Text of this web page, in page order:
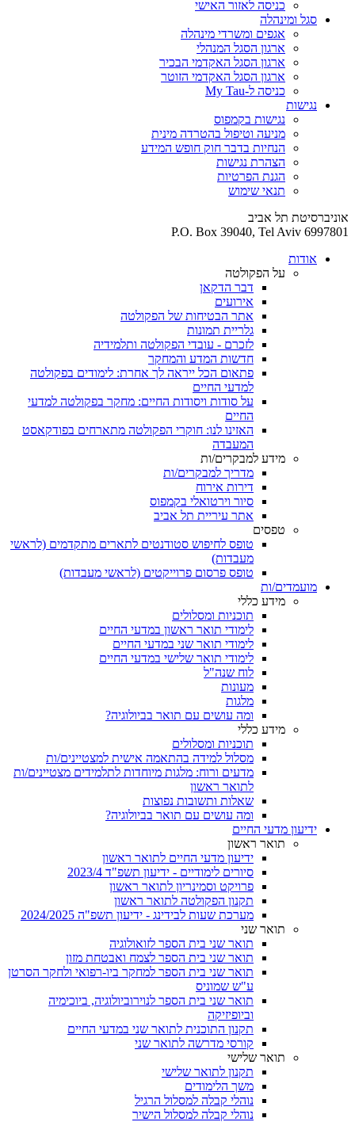
כניסה לאזור האישי
סגל ומינהלה
אגפים ומשרדי מינהלה
ארגון הסגל המנהלי
ארגון הסגל האקדמי הבכיר
ארגון הסגל האקדמי הזוטר
כניסה ל-My Tau
נגישות
נגישות בקמפוס
מניעה וטיפול בהטרדה מינית
הנחיות בדבר חוק חופש המידע
הצהרת נגישות
הגנת הפרטיות
תנאי שימוש
אוניברסיטת תל אביב
P.O. Box 39040, Tel Aviv 6997801
אודות
על הפקולטה
דבר הדקאן
אירועים
אתר הבטיחות של הפקולטה
גלריית תמונות
לזכרם - עובדי הפקולטה ותלמידיה
חדשות המדע והמחקר
פתאום הכל ייראה לך אחרת: לימודים בפקולטה
למדעי החיים
על סודות ויסודות החיים: מחקר בפקולטה למדעי
החיים
האזינו לנו: חוקרי הפקולטה מתארחים בפודקאסט
המעבדה
מידע למבקרים/ות
מדריך למבקרים/ות
דירות אירוח
סיור וירטואלי בקמפוס
אתר עיריית תל אביב
טפסים
טופס לחיפוש סטודנטים לתארים מתקדמים (לראשי
מעבדות)
טופס פרסום פרוייקטים (לראשי מעבדות)
מועמדים/ות
מידע כללי
תוכניות ומסלולים
לימודי תואר ראשון במדעי החיים
לימודי תואר שני במדעי החיים
לימודי תואר שלישי במדעי החיים
לוח שנה"ל
מעונות
מלגות
ומה עושים עם תואר בביולוגיה?
מידע כללי
תוכניות ומסלולים
מסלול למידה בהתאמה אישית למצטיינים/ות
מדעים ורוח: מלגות מיוחדות לתלמידים מצטיינים/ות
לתואר ראשון
שאלות ותשובות נפוצות
ומה עושים עם תואר בביולוגיה?
ידיעון מדעי החיים
תואר ראשון
ידיעון מדעי החיים לתואר ראשון
סיורים לימודיים - ידיעון תשפ"ד 2023/4
פרויקט וסמינריון לתואר ראשון
תקנון הפקולטה לתואר ראשון
מערכת שעות לבידינג - ידיעון תשפ"ה 2024/2025
תואר שני
תואר שני בית הספר לזואולוגיה
תואר שני בית הספר לצמח ואבטחת מזון
תואר שני בית הספר למחקר ביו-רפואי ולחקר הסרטן
ע"ש שמוניס
תואר שני בית הספר לנוירוביולוגיה, ביוכימיה
וביופיזיקה
תקנון התוכנית לתואר שני במדעי החיים
קורסי מדרשה לתואר שני
תואר שלישי
תקנון לתואר שלישי
משך הלימודים
נוהלי קבלה למסלול הרגיל
נוהלי קבלה למסלול הישיר